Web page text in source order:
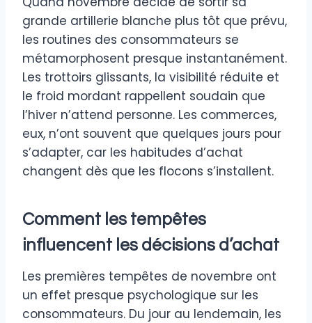
grande artillerie blanche plus tôt que prévu,
les routines des consommateurs se
métamorphosent presque instantanément.
Les trottoirs glissants, la visibilité réduite et
le froid mordant rappellent soudain que
l’hiver n’attend personne. Les commerces,
eux, n’ont souvent que quelques jours pour
s’adapter, car les habitudes d’achat
changent dès que les flocons s’installent.
Comment les tempêtes
influencent les décisions d’achat
Les premières tempêtes de novembre ont
un effet presque psychologique sur les
consommateurs. Du jour au lendemain, les